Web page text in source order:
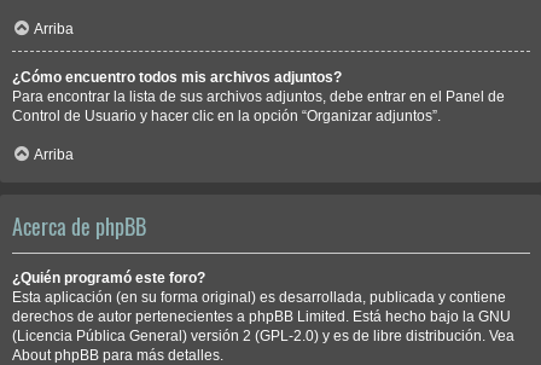
Arriba
¿Cómo encuentro todos mis archivos adjuntos?
Para encontrar la lista de sus archivos adjuntos, debe entrar en el Panel de
Control de Usuario y hacer clic en la opción “Organizar adjuntos”.
Arriba
Acerca de phpBB
¿Quién programó este foro?
Esta aplicación (en su forma original) es desarrollada, publicada y contiene
derechos de autor pertenecientes a phpBB Limited . Está hecho bajo la GNU
(Licencia Pública General) versión 2 (GPL-2.0) y es de libre distribución. Vea
About phpBB para más detalles.